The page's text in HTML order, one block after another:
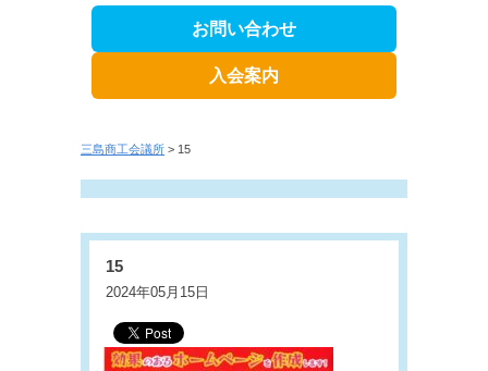
お問い合わせ
入会案内
三島商工会議所 > 15
15
2024年05月15日